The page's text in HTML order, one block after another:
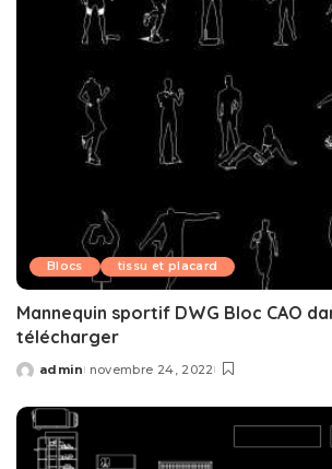
Blocs tissu et placard
Mannequin sportif DWG Bloc CAO
télécharger
Posted
admin novembre 24, 2022